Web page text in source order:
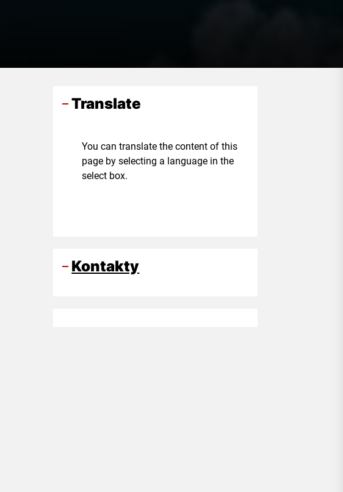
Translate
You can translate the content of this
page by selecting a language in the
select box.
Kontakty